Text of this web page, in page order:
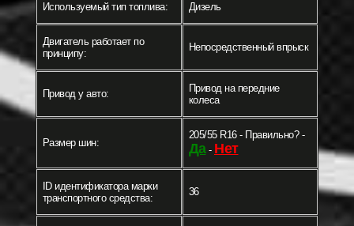
Используемый тип топлива: Дизель
Двигатель работает по
принципу:
Непосредственный впрыск
Привод у авто:
Привод на передние
колеса
Размер шин:
205/55 R16 - Правильно? -
Да- Нет
ID идентификатора марки
транспортного средства:
36